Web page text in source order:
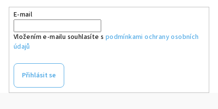
E-mail
Vložením e-mailu souhlasíte s podmínkami ochrany osobních
údajů
Přihlásit se